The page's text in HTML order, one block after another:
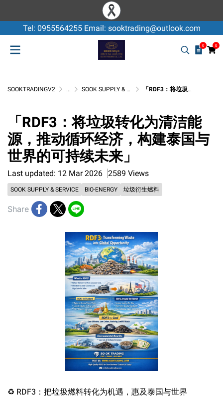
Tel: 0955564255 Email: sooktrading@outlook.com
0 0
SOOKTRADINGV2 ... SOOK SUPPLY & SERVICE 「RDF3：将垃圾转化为清洁能源，推动循环经济，构建泰国与世界的可持续未来」
「RDF3：将垃圾转化为清洁能
源，推动循环经济，构建泰国与
世界的可持续未来」
Last updated: 12 Mar 2026 2589 Views
SOOK SUPPLY & SERVICE BIO-ENERGY 垃圾衍生燃料
Share
♻️ RDF3：把垃圾燃料转化为机遇，惠及泰国与世界